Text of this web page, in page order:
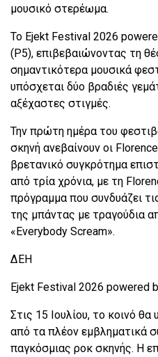
μουσικό στερέωμα.
Το Ejekt Festival 2026
(P5), επιβεβαιώνοντας τη
σημαντικότερα μουσικά
υπόσχεται δύο βραδιές
αξέχαστες στιγμές.
Την πρώτη ημέρα του
σκηνή ανεβαίνουν οι
βρετανικό συγκρότημα
από τρία χρόνια, με τη
πρόγραμμα που συνδυάζει
της μπάντας με τραγούδια
«Everybody Scream».
ΔΕΗ
Ejekt Festival 2026
Στις 15 Ιουλίου, το κοινό
από τα πλέον εμβληματικά
παγκόσμιας ροκ σκηνής. Η